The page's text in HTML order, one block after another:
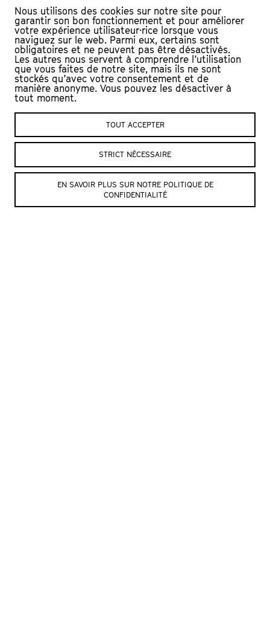
DISTRIBUTION
Programmation : Les Culturateurs
© Crédit photo Hypertrain
PRESSE
Lire « Des Suisses à la pointe du cinéma
SITE DES CULTURATEURS
SUIVRE L’ITINÉRAIRE
Nous utilisons des cookies sur notre site pour
garantir son bon fonctionnement et pour améliorer
votre expérience utilisateur·rice lorsque vous
naviguez sur le web. Parmi eux, certains sont
obligatoires et ne peuvent pas être désactivés.
Les autres nous servent à comprendre l’utilisation
que vous faites de notre site, mais ils ne sont
stockés qu’avec votre consentement et de
manière anonyme. Vous pouvez les désactiver à
tout moment.
TOUT ACCEPTER
STRICT NÉCESSAIRE
EN SAVOIR PLUS SUR NOTRE POLITIQUE DE
CONFIDENTIALITÉ